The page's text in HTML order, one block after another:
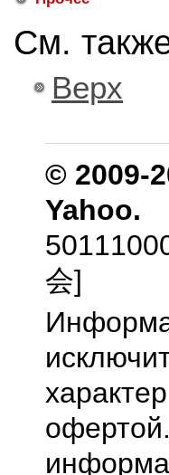
См.
Верх
© 2009-
Yahoo.
会]